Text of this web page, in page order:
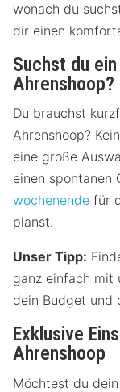
wonach du
dir einen
Suchst du
Ahrenshoop?
Du brauchst
Ahrenshoop?
eine große
einen spontanen
wochenende für
planst.
Unser Tipp:
ganz einfach mit
dein Budget und
Exklusive
Ahrenshoop
Möchtest du